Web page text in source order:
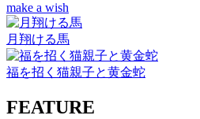
make a wish
月翔ける馬
福を招く猫親子と黄金蛇
FEATURE